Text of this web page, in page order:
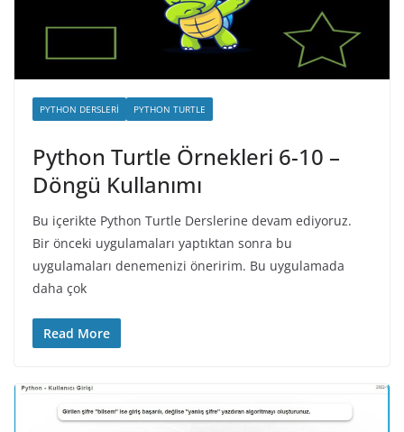
PYTHON DERSLERI PYTHON TURTLE
Python Turtle Örnekleri 6-10 –
Döngü Kullanımı
Bu içerikte Python Turtle Derslerine devam ediyoruz.
Bir önceki uygulamaları yaptıktan sonra bu
uygulamaları denemenizi öneririm. Bu uygulamada
daha çok
Read More